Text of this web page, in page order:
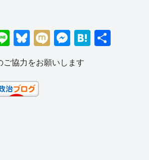
Li
n
e
Bl
u
e
sk
y
M
ixi
M
e
ss
H
ご協力をお願いします